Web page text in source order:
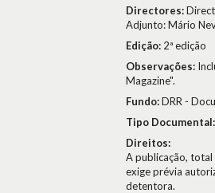
Directores:
Adjunto: Mário
Edição: 2ª edição
Observações:
Magazine".
Fundo:DRR -
Tipo Documental:
Direitos:
A publicação,
exige prévia
detentora.